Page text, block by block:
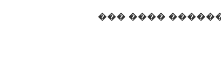
��� ����